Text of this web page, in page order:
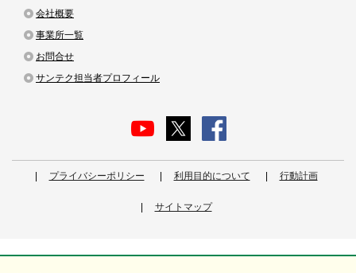
会社概要
事業所一覧
お問合せ
サンテク担当者プロフィール
プライバシーポリシー 利用目的について 行動計画
サイトマップ